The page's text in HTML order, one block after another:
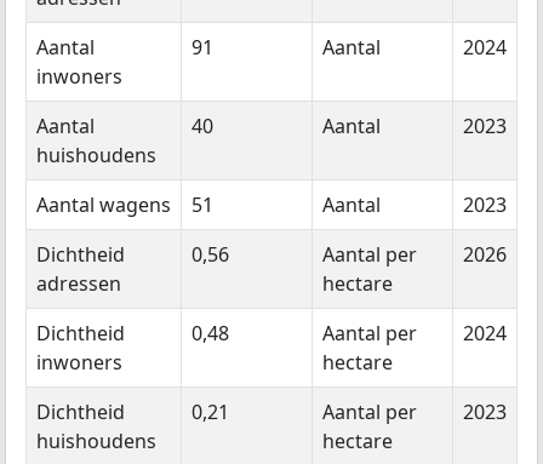
Aantal
inwoners
91 Aantal 2024
Aantal
huishoudens
40 Aantal 2023
Aantal wagens 51 Aantal
2023
Dichtheid
adressen
0,56
Aantal per
hectare
2026
Dichtheid
inwoners
0,48
Aantal per
hectare
2024
Dichtheid
huishoudens
0,21
Aantal per
hectare
2023